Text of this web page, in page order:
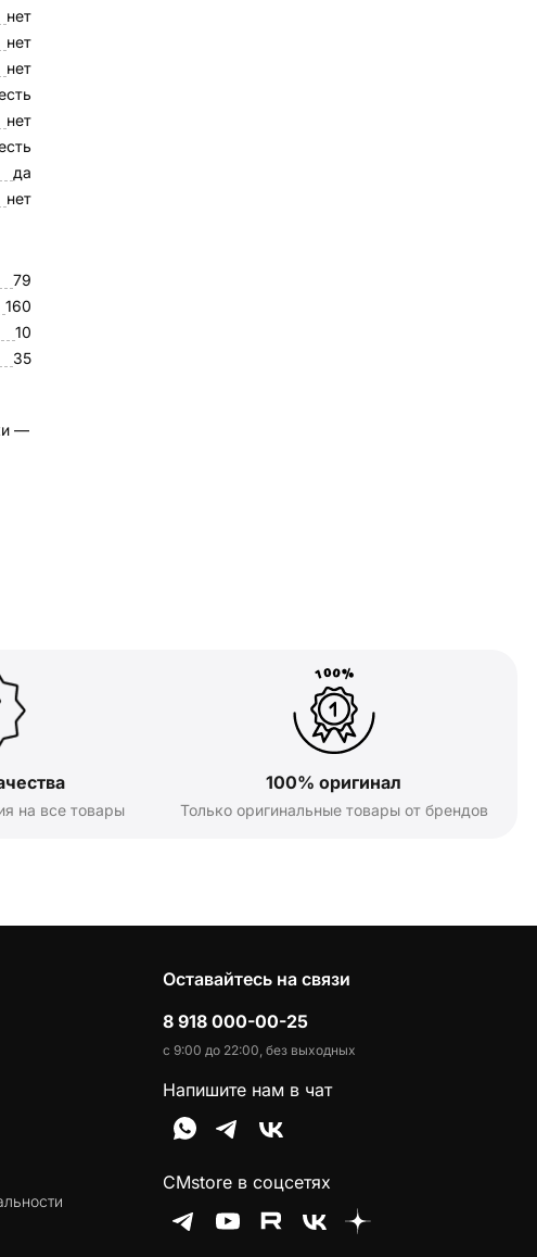
нет
нет
нет
нет
да
нет
79
160
10
35
—
на все товары
100% оригинал
Только оригинальные товары от брендов
Оставайтесь на связи
8 918 000-00-25
с 9:00 до 22:00, без выходных
Напишите нам в чат
CMstore в соцсетях